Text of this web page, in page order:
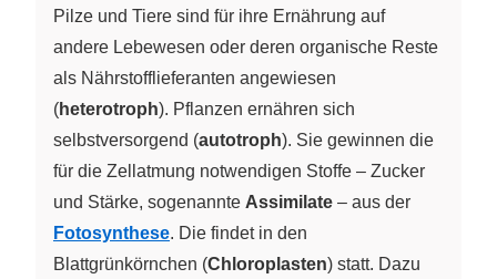
Pilze und Tiere sind für ihre Ernährung auf
andere Lebewesen oder deren organische Reste
als Nährstofflieferanten angewiesen
(heterotroph). Pflanzen ernähren sich
selbstversorgend (autotroph). Sie gewinnen die
für die Zellatmung notwendigen Stoffe – Zucker
und Stärke, sogenannte Assimilate – aus der
Fotosynthese. Die findet in den
Blattgrünkörnchen (Chloroplasten) statt. Dazu